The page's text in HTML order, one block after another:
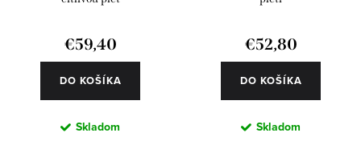
€59,40
DO KOŠÍKA
Skladom
€52,80
DO KOŠÍKA
Skladom